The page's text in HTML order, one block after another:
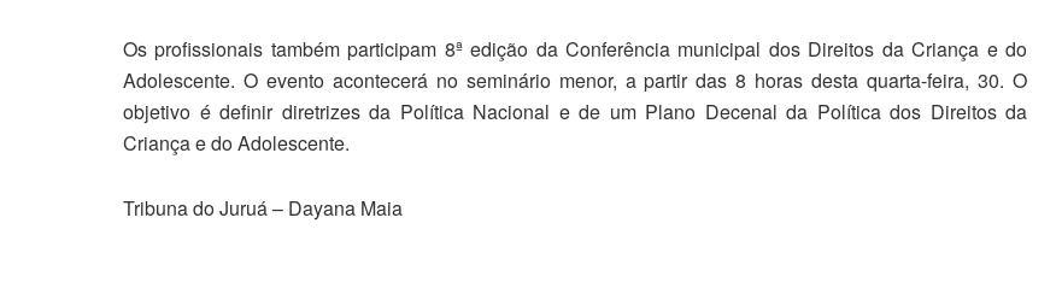
Os profissionais também participam 8ª edição da Conferência municipal dos Direitos da Criança e do
Adolescente. O evento acontecerá no seminário menor, a partir das 8 horas desta quarta-feira, 30. O
objetivo é definir diretrizes da Política Nacional e de um Plano Decenal da Política dos Direitos da
Criança e do Adolescente.
Tribuna do Juruá – Dayana Maia